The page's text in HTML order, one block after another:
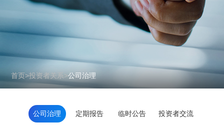
可持续发展
关于我们
投资者关系
首页>投资者关系>公司治理
公司治理 定期报告 临时公告 投资者交流